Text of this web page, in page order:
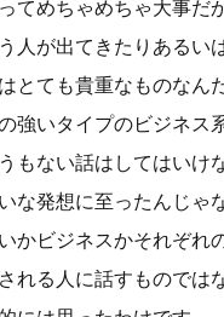
てめちゃめちゃ大事だ
人が出てきたりあるい
とても貴重なものなん
強いタイプのビジネス
もない話はしてはいけ
な発想に至ったんじゃ
かビジネスかそれぞれ
れる人に話すものでは